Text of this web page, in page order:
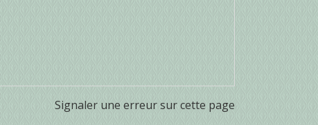
Signaler une erreur sur cette page